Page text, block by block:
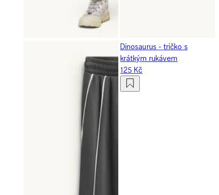
Dinosaurus - tričko s
krátkým rukávem
125 Kč